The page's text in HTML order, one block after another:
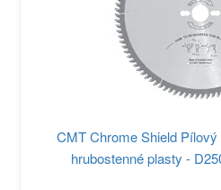
CMT Chrome Shield
hrubostenné plasty -